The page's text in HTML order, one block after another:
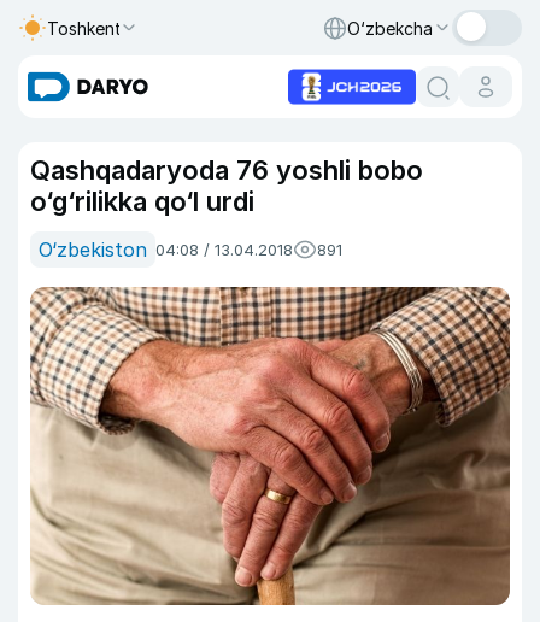
Toshkent O‘zbekcha
Qashqadaryoda 76 yoshli bobo
o‘g‘rilikka qo‘l urdi
O‘zbekiston 04:08 / 13.04.2018 891